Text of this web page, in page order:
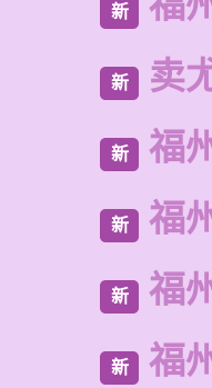
新
新 卖
新 福
新 福
新 福
新 福